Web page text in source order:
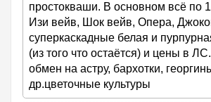
простокваши. В основном всё по
Изи вейв, Шок вейв, Опера,
суперкаскадные белая и
(из того что остаётся) и цены в
обмен на астру, бархотки,
др.цветочные культуры